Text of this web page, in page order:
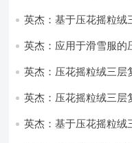
英杰：基于压花摇粒绒
英杰：应用于滑雪服的
英杰：压花摇粒绒三层
英杰：压花摇粒绒三层
英杰：基于压花摇粒绒